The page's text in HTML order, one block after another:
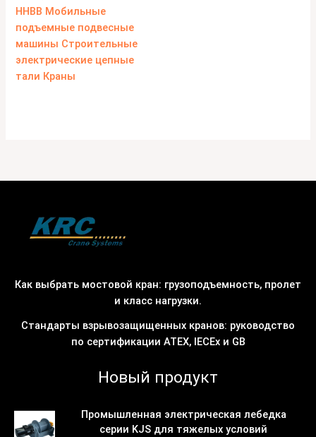
HHBB Мобильные
подъемные подвесные
машины Строительные
электрические цепные
тали Краны
Как выбрать мостовой кран: грузоподъемность, пролет
и класс нагрузки.
Стандарты взрывозащищенных кранов: руководство
по сертификации ATEX, IECEx и GB
Новый продукт
Промышленная электрическая лебедка
серии KJS для тяжелых условий